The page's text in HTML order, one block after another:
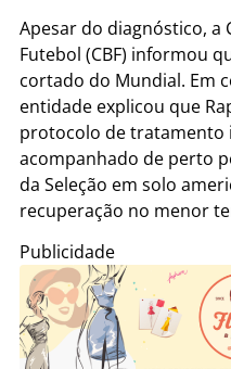
Apesar do diagnóstico, a
Futebol (CBF) informou
cortado do Mundial. Em
entidade explicou que
protocolo de tratamento
acompanhado de perto
da Seleção em solo
recuperação no menor
Publicidade